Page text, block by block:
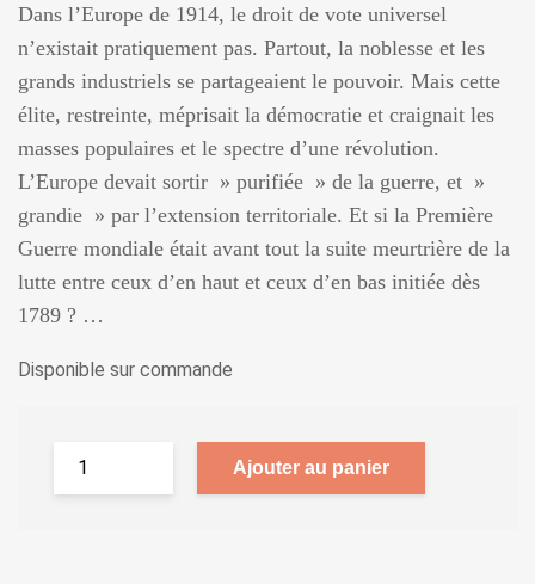
Dans l’Europe de 1914, le droit de vote universel
n’existait pratiquement pas. Partout, la noblesse et les
grands industriels se partageaient le pouvoir. Mais cette
élite, restreinte, méprisait la démocratie et craignait les
masses populaires et le spectre d’une révolution.
L’Europe devait sortir » purifiée » de la guerre, et »
grandie » par l’extension territoriale. Et si la Première
Guerre mondiale était avant tout la suite meurtrière de la
lutte entre ceux d’en haut et ceux d’en bas initiée dès
1789 ? …
Disponible sur commande
Ajouter au panier